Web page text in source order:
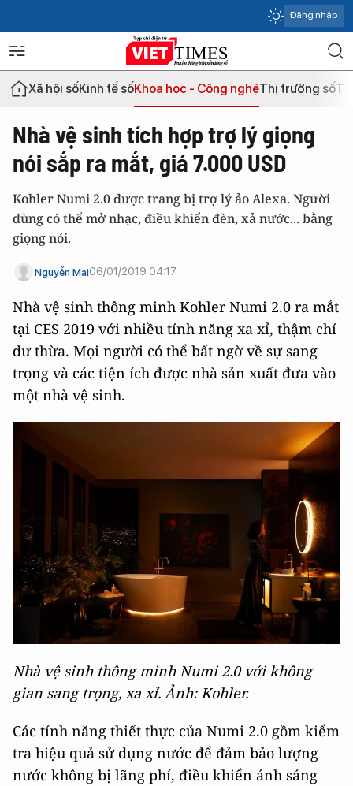
Đăng nhập
Xã hội sốKinh tế sốKhoa học - Công nghệThị trường số
Nhà vệ sinh tích hợp trợ lý giọng
nói sắp ra mắt, giá 7.000 USD
Kohler Numi 2.0 được trang bị trợ lý ảo Alexa. Người
dùng có thể mở nhạc, điều khiển đèn, xả nước... bằng
giọng nói.
Nguyễn Mai06/01/2019 04:17
Nhà vệ sinh thông minh Kohler Numi 2.0 ra mắt
tại CES 2019 với nhiều tính năng xa xỉ, thậm chí
dư thừa. Mọi người có thể bất ngờ về sự sang
trọng và các tiện ích được nhà sản xuất đưa vào
một nhà vệ sinh.
Nhà vệ sinh thông minh Numi 2.0 với không
gian sang trọng, xa xỉ. Ảnh: Kohler.
Các tính năng thiết thực của Numi 2.0 gồm kiểm
tra hiệu quả sử dụng nước để đảm bảo lượng
nước không bị lãng phí, điều khiển ánh sáng